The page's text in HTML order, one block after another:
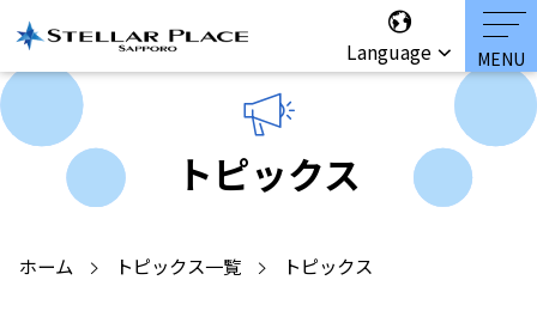
Language
トピックス
ホーム トピックス一覧 トピックス